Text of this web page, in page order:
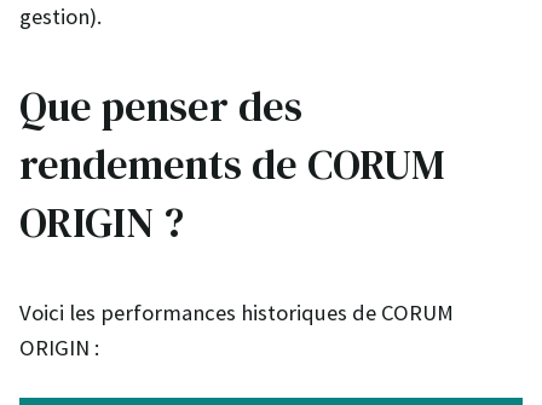
gestion).
Que penser des
rendements de CORUM
ORIGIN ?
Voici les performances historiques de CORUM
ORIGIN :